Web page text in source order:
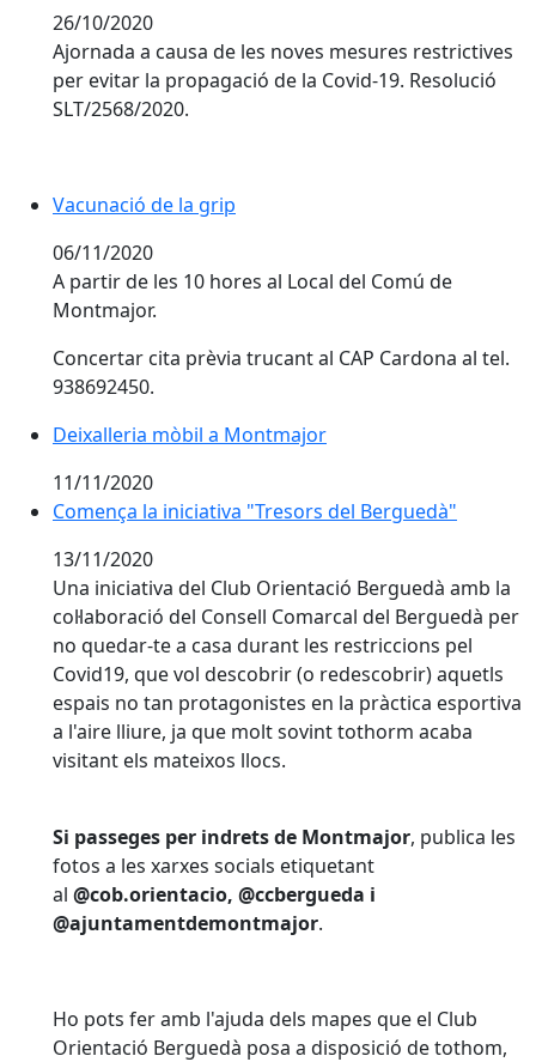
26/10/2020
Ajornada a causa de les noves mesures restrictives
per evitar la propagació de la Covid-19. Resolució
SLT/2568/2020.
Vacunació de la grip
Vacunació de la grip
06/11/2020
A partir de les 10 hores al Local del Comú de
Montmajor.
Concertar cita prèvia trucant al CAP Cardona al tel.
938692450.
Deixalleria mòbil a Montmajor
Deixalleria mòbil a Montmajor
11/11/2020
Comença la iniciativa "Tresors del Berguedà"
Comença la iniciativa "Tresors del Berguedà"
13/11/2020
Una iniciativa del Club Orientació Berguedà amb la
col·laboració del Consell Comarcal del Berguedà per
no quedar-te a casa durant les restriccions pel
Covid19, que vol descobrir (o redescobrir) aquetls
espais no tan protagonistes en la pràctica esportiva
a l'aire lliure, ja que molt sovint tothorm acaba
visitant els mateixos llocs.
Si passeges per indrets de Montmajor, publica les
fotos a les xarxes socials etiquetant
al @cob.orientacio, @ccbergueda i
@ajuntamentdemontmajor.
Ho pots fer amb l'ajuda dels mapes que el Club
Orientació Berguedà posa a disposició de tothom,